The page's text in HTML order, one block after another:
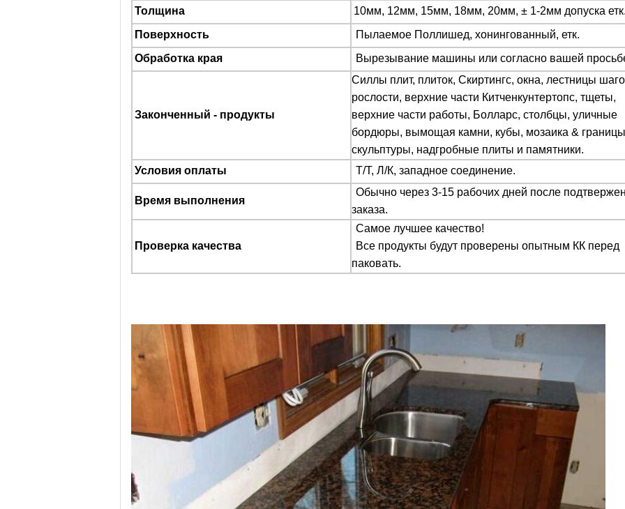
Толщина
10мм, 12мм, 15мм, 18мм, 20мм, ± 1-2мм допуска етк.
Поверхность
Пылаемое Поллишед, хонингованный, етк.
Обработка края
Вырезывание машины или согласно вашей
Законченный - продукты
Силлы плит, плиток, Скиртингс, окна, лестницы
рослости, верхние части Китченкунтертопс, тщеты,
верхние части работы, Болларс, столбцы, уличные
бордюры, вымощая камни, кубы, мозаика &
скульптуры, надгробные плиты и памятники.
Условия оплаты
Т/Т, Л/К, западное соединение.
Время выполнения
Обычно через 3-15 рабочих дней после
заказа.
Проверка качества
Самое лучшее качество!
Все продукты будут проверены опытным КК перед
паковать.